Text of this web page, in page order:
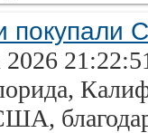
покупали